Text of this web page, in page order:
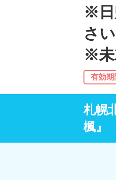
※日
さい
※未
有効期
札幌
楓』